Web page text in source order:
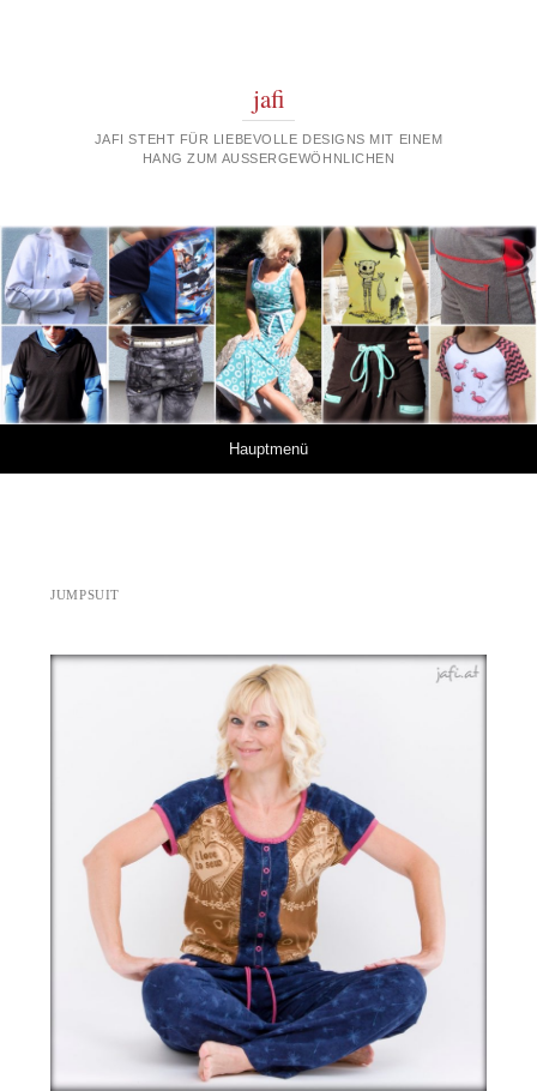
jafi
JAFI STEHT FÜR LIEBEVOLLE DESIGNS MIT EINEM
HANG ZUM AUSSERGEWÖHNLICHEN
Hauptmenü
JUMPSUIT